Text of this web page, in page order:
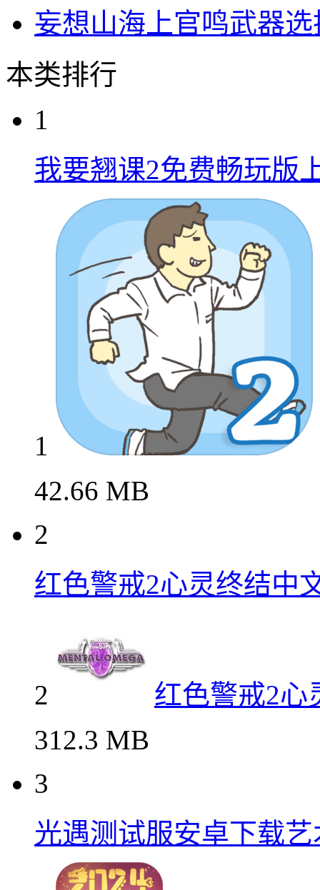
妄想山海上官鸣武器
本类排行
1
我要翘课2免费畅玩版
1
42.66 MB
2
红色警戒2心灵终结中
2
红色警戒2心
312.3 MB
3
光遇测试服安卓下载